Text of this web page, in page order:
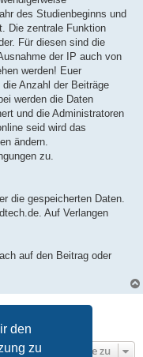
den
zu
des Studienbeginns und
Die zentrale Funktion
Für diesen sind die
der IP auch von
werden! Euer
Anzahl der Beiträge
werden die Daten
und die Administratoren
seid wird das
ändern.
zu.
die gespeicherten Daten.
Auf Verlangen
auf den Beitrag oder
1
Gehe zu